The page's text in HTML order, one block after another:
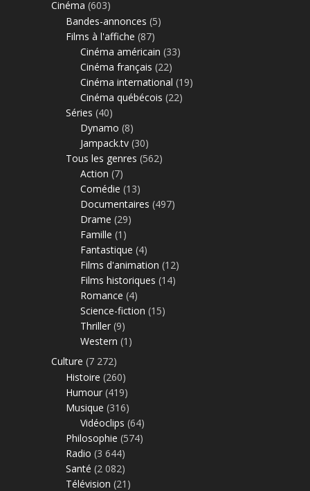
Cinéma (603)
Bandes-annonces (5)
Films à l'affiche (87)
Cinéma américain (33)
Cinéma français (22)
Cinéma international (19)
Cinéma québécois (22)
Séries (40)
Dynamo (8)
Jampack.tv (30)
Tous les genres (562)
Action (7)
Comédie (13)
Documentaires (497)
Drame (29)
Famille (1)
Fantastique (4)
Films d'animation (12)
Films historiques (14)
Romance (4)
Science-fiction (15)
Thriller (9)
Western (1)
Culture (7 272)
Histoire (260)
Humour (419)
Musique (316)
Vidéoclips (64)
Philosophie (574)
Radio (3 644)
Santé (2 082)
Télévision (21)